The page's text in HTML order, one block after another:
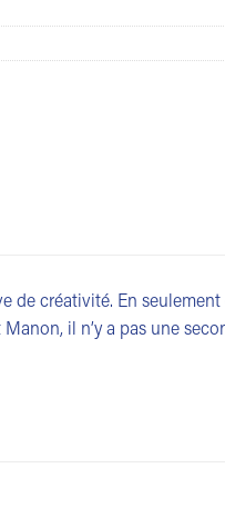
de créativité. En
il n’y a pas une